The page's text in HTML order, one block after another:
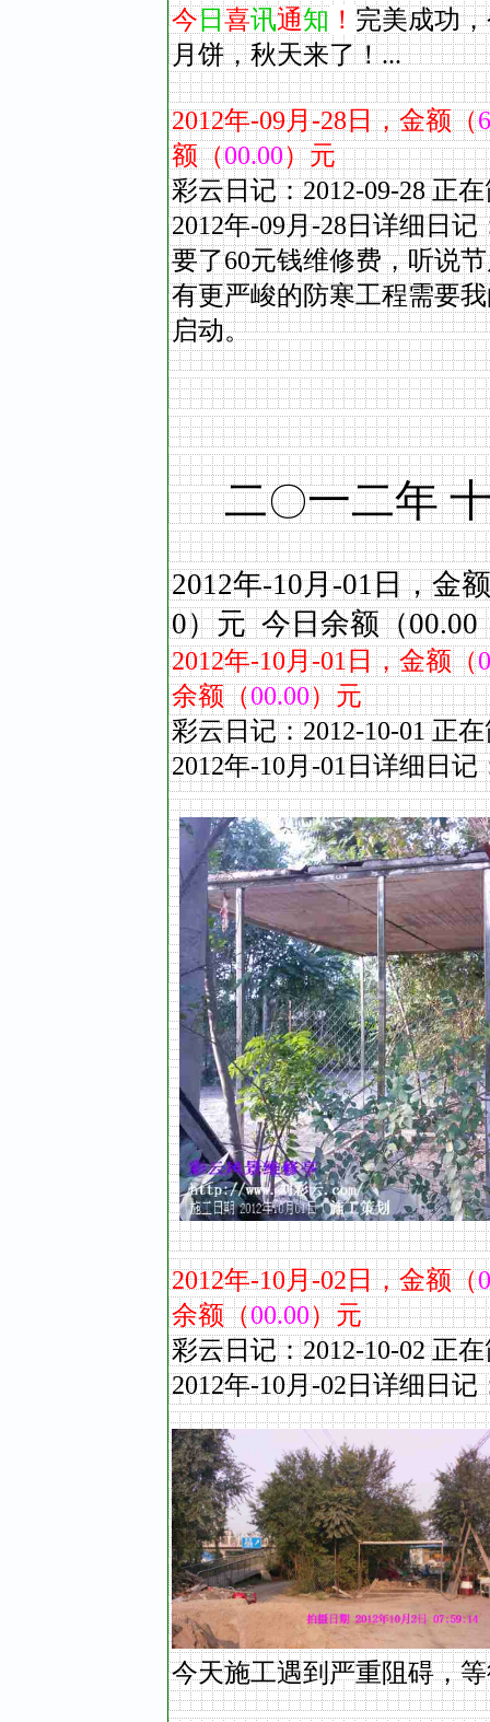
今日喜讯通知 ！ 完美成功
月饼，秋天来了！...
2012年-09月-28日，金额（
额（00.00）元
彩云日记：2012-09-28 正
2012年-09月-28日详细日记
要了60元钱维修费，听说
有更严峻的防寒工程需要
启动。
二〇一二年
2012年-10月-01日，金
0）元 今日余额（
2012年-10月-01日，金额（
余额（00.00）元
彩云日记：2012-10-01 正
2012年-10月-01日详细日记
2012年-10月-02日，金额（
余额（00.00）元
彩云日记：2012-10-02 正
2012年-10月-02日详细日记
今天施工遇到严重阻碍，